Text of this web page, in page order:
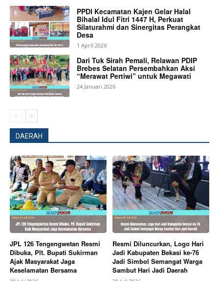
News Week
Magazine PRO
PPDI Kecamatan Kajen Gelar Halal
Bihalal Idul Fitri 1447 H, Perkuat
Silaturahmi dan Sinergitas Perangkat
Desa
1 April 2026
Dari Tuk Sirah Pemali, Relawan PDIP
Brebes Selatan Persembahkan Aksi
“Merawat Pertiwi” untuk Megawati
24 Januari 2026
DAERAH
JPL 126 Tengengwetan Resmi
Dibuka, Plt. Bupati Sukirman
Ajak Masyarakat Jaga
Keselamatan Bersama
Resmi Diluncurkan, Logo Hari
Jadi Kabupaten Bekasi ke-76
Jadi Simbol Semangat Warga
Sambut Hari Jadi Daerah